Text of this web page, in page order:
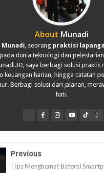
About Munadi
Munadi , seorang praktisi
dunia teknologi dan
saya berbagi solusi praktis
keuangan harian, hingga catatan
Berbagi solusi dari jalanan,
hati.
Previous
Tips Menghemat Baterai